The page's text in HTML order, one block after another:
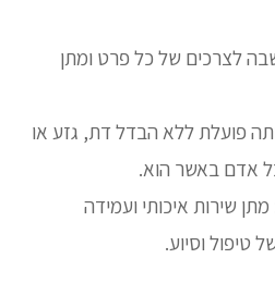
לצרכים של כל פרט ומתן
פועלת ללא הבדל דת, גזע או
אדם באשר הוא.
מתן שירות איכותי ועמידה
טיפול וסיוע.